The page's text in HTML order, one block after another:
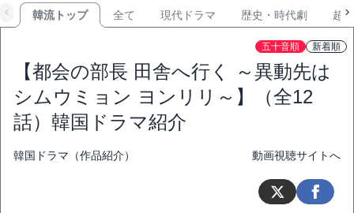
韓流トップ 全て 現代ドラマ 歴史・時代劇 超
五十音順 新着順
【都会の部長 田舎へ行く ～異動先は
シムウミョン ヨンリリ～】（全12
話）韓国ドラマ紹介
韓国ドラマ（作品紹介） 動画視聴サイトへ